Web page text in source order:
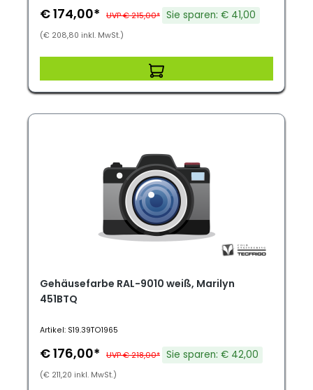
€ 174,00* UVP € 215,00* Sie sparen: € 41,00
(€ 208,80 inkl. MwSt.)
Gehäusefarbe RAL-9010 weiß, Marilyn
451BTQ
Artikel: S19.39TO1965
€ 176,00* UVP € 218,00* Sie sparen: € 42,00
(€ 211,20 inkl. MwSt.)